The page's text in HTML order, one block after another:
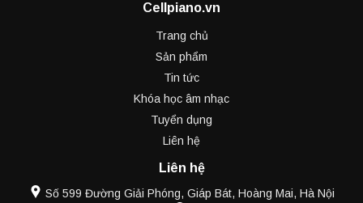
Cellpiano.vn
Trang chủ
Sản phẩm
Tin tức
Khóa học âm nhạc
Tuyển dụng
Liên hệ
Liên hệ
Số 599 Đường Giải Phóng, Giáp Bát, Hoàng Mai, Hà Nội